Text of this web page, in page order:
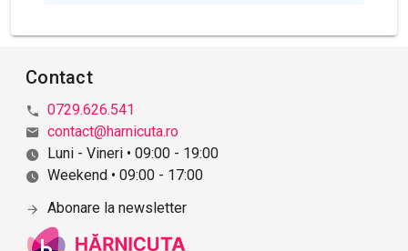
ă
r
i
i
Contact
0729.626.541
contact@harnicuta.ro
Luni - Vineri • 09:00 - 19:00
Weekend • 09:00 - 17:00
Abonare la newsletter